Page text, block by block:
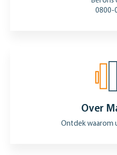
0800-
Over
Ontdek waarom